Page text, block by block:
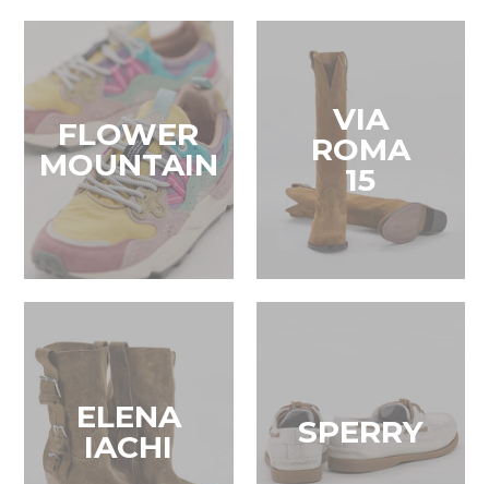
FLOWER
MOUNTAIN
VIA
ROMA
15
ELENA
IACHI
SPERRY